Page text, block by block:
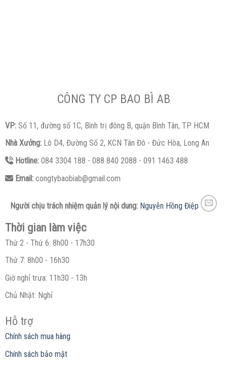
CÔNG TY CP BAO BÌ AB
VP: Số 11, đường số 1C, Bình trị đông B, quận Bình Tân, TP HCM
Nhà Xưởng: Lô D4, Đường Số 2, KCN Tân Đô - Đức Hòa, Long An
Hotline:084 3304 188 - 088 840 2088 - 091 1463 488
Email:congtybaobiab@gmail.com
Người chịu trách nhiệm quản lý nội dung: Nguyễn Hồng Điệp
Thời gian làm việc
Thứ 2 - Thứ 6: 8h00 - 17h30
Thứ 7: 8h00 - 16h30
Giờ nghỉ trưa: 11h30 - 13h
Chủ Nhật: Nghỉ
Hỗ trợ
Chính sách mua hàng
Chính sách bảo mật